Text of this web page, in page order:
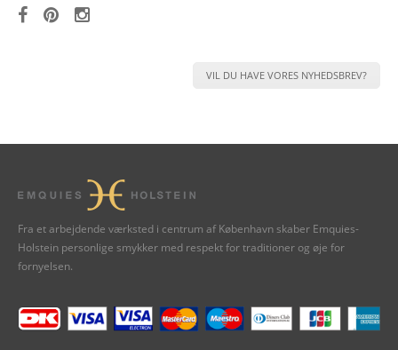
VIL DU HAVE VORES NYHEDSBREV?
Fra et arbejdende værksted i centrum af København skaber Emquies-
Holstein personlige smykker med respekt for traditioner og øje for
fornyelsen.